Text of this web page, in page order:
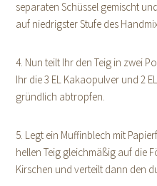
separaten Schüssel gemischt
auf niedrigster Stufe des
4. Nun teilt Ihr den Teig in zwei
Ihr die 3 EL Kakaopulver und 2
gründlich abtropfen.
5. Legt ein Muffinblech mit
hellen Teig gleichmäßig auf die
Kirschen und verteilt dann den